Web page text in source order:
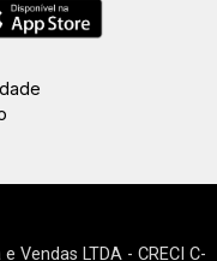
Vendas LTDA - CRECI C-